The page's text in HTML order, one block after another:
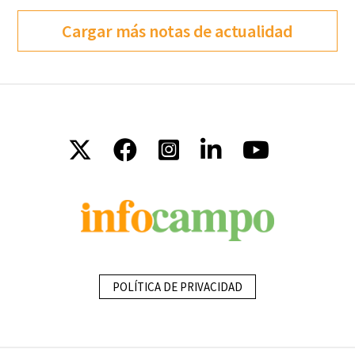
Cargar más notas de actualidad
POLÍTICA DE PRIVACIDAD